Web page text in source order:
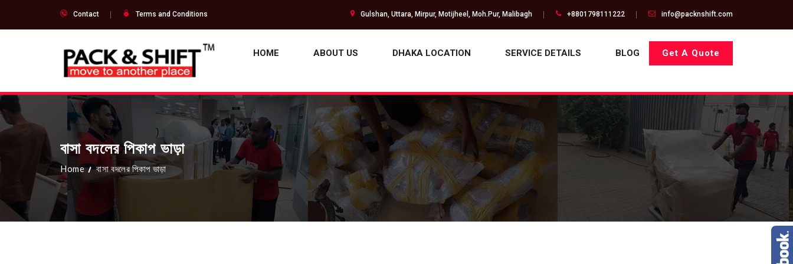
Contact Terms and Conditions Gulshan, Uttara, Mirpur, Motijheel, Moh.Pur, Malibagh +8801798111222 info@packnshift.com
HOME ABOUT US DHAKA LOCATION SERVICE DETAILS BLOG Get A Quote
বাসা বদলের পিকাপ ভাড়া
Home বাসা বদলের পিকাপ ভাড়া